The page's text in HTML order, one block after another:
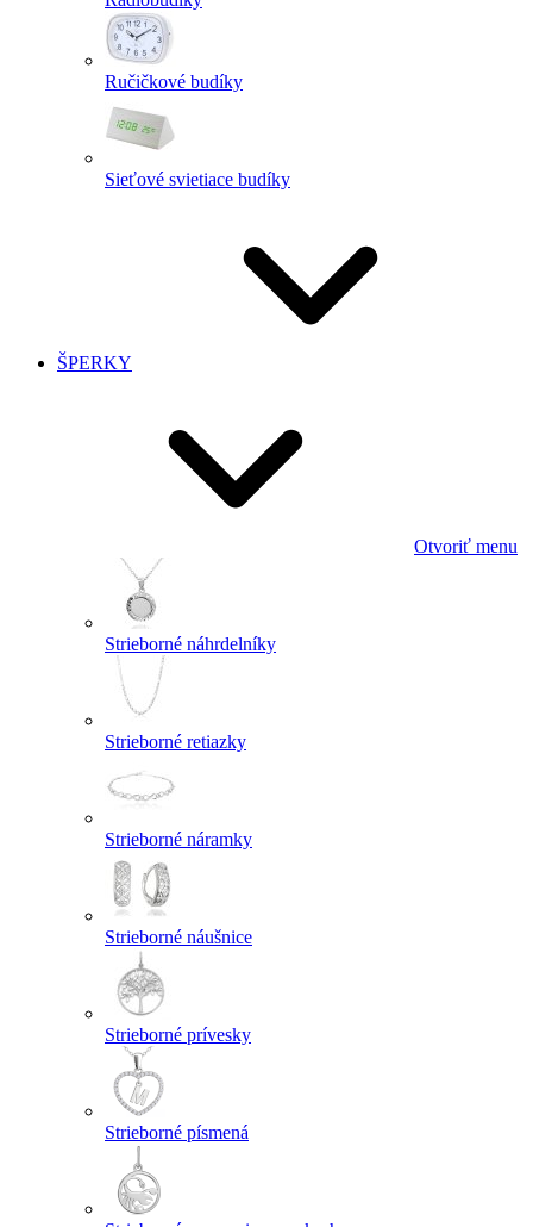
Ručičkové budíky
Sieťové svietiace budíky
ŠPERKY
Otvoriť menu
Strieborné náhrdelníky
Strieborné retiazky
Strieborné náramky
Strieborné náušnice
Strieborné prívesky
Strieborné písmená